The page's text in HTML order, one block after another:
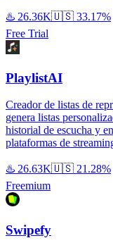
♨️ 26.36K🇺🇸 33.17%
Free Trial
PlaylistAI
Creador de listas de
genera listas
historial de escucha y
plataformas de
♨️ 26.63K🇺🇸 21.28%
Freemium
Swipefy